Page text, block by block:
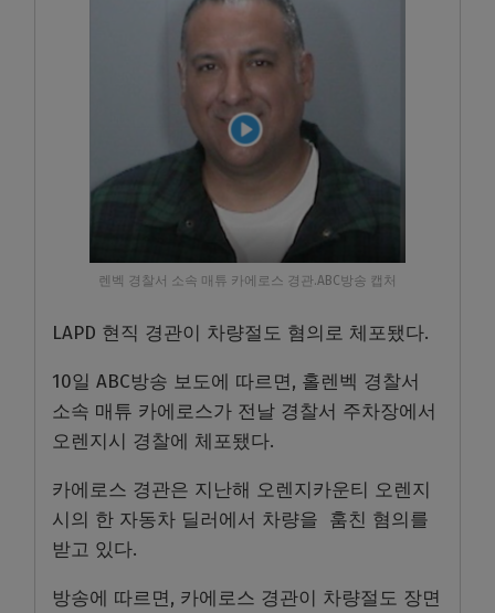
렌벡 경찰서 소속 매튜 카에로스 경관.ABC방송 캡처
LAPD 현직 경관이 차량절도 혐의로 체포됐다.
10일 ABC방송 보도에 따르면, 홀렌벡 경찰서
소속 매튜 카에로스가 전날 경찰서 주차장에서
오렌지시 경찰에 체포됐다.
카에로스 경관은 지난해 오렌지카운티 오렌지
시의 한 자동차 딜러에서 차량을 훔친 혐의를
받고 있다.
방송에 따르면, 카에로스 경관이 차량절도 장면